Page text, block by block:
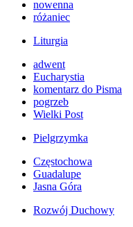
nowenna
różaniec
Liturgia
adwent
Eucharystia
komentarz do Pisma
pogrzeb
Wielki Post
Pielgrzymka
Częstochowa
Guadalupe
Jasna Góra
Rozwój Duchowy